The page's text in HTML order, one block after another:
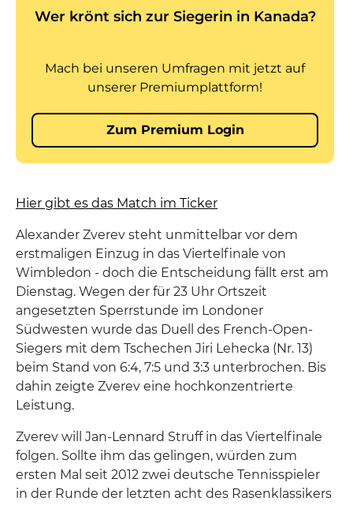
Hier gibt es das Match im Ticker
Alexander Zverev steht unmittelbar vor dem
erstmaligen Einzug in das Viertelfinale von
Wimbledon - doch die Entscheidung fällt erst am
Dienstag. Wegen der für 23 Uhr Ortszeit
angesetzten Sperrstunde im Londoner
Südwesten wurde das Duell des French-Open-
Siegers mit dem Tschechen Jiri Lehecka (Nr. 13)
beim Stand von 6:4, 7:5 und 3:3 unterbrochen. Bis
dahin zeigte Zverev eine hochkonzentrierte
Leistung.
Zverev will Jan-Lennard Struff in das Viertelfinale
folgen. Sollte ihm das gelingen, würden zum
ersten Mal seit 2012 zwei deutsche Tennisspieler
in der Runde der letzten acht des Rasenklassikers